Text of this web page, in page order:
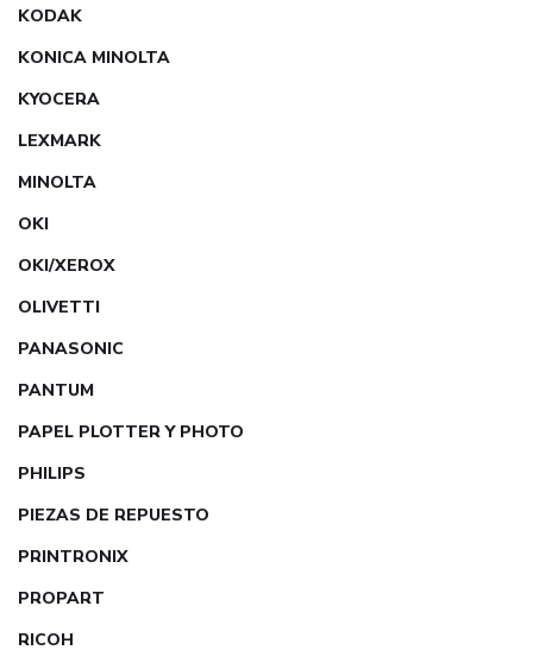
KODAK
KONICA MINOLTA
KYOCERA
LEXMARK
MINOLTA
OKI
OKI/XEROX
OLIVETTI
PANASONIC
PANTUM
PAPEL PLOTTER Y PHOTO
PHILIPS
PIEZAS DE REPUESTO
PRINTRONIX
PROPART
RICOH